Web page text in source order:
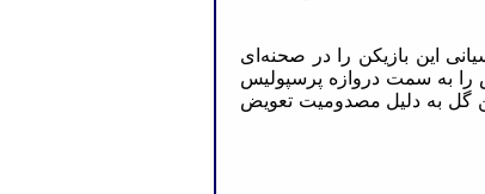
این بازیکن را در صحنه‌ای
به سمت دروازه پرسپولیس
این گل به دلیل مصدومیت تعویض